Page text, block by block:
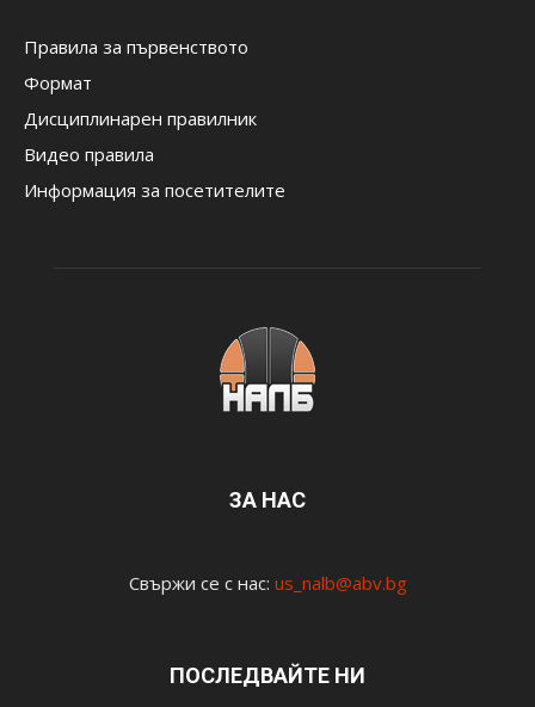
Правила за първенството
Формат
Дисциплинарен правилник
Видео правила
Информация за посетителите
ЗА НАС
Свържи се с нас: us_nalb@abv.bg
ПОСЛЕДВАЙТЕ НИ